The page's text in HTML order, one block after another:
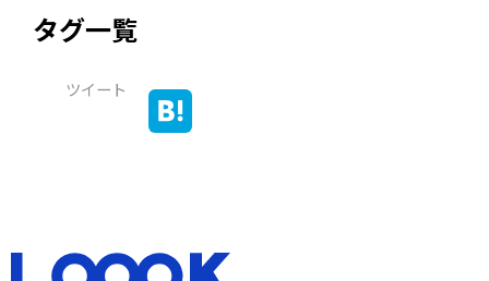
タグ一覧
ツイート